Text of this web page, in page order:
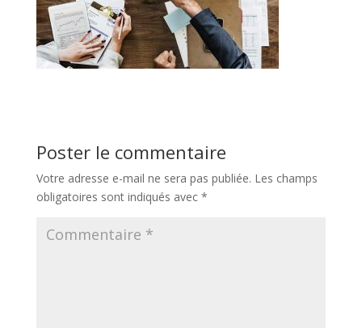
Poster le commentaire
Votre adresse e-mail ne sera pas publiée. Les champs
obligatoires sont indiqués avec *